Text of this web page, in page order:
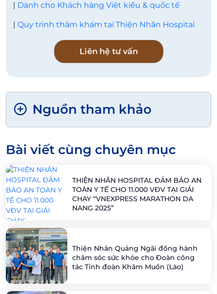
Dành cho Khách hàng Việt kiều & quốc tế
Quy trình thăm khám tại Thiện Nhân Hospital
Liên hệ tư vấn
Nguồn tham khảo
Bài viết cùng chuyên mục
THIỆN NHÂN HOSPITAL ĐẢM BẢO AN
TOÀN Y TẾ CHO 11.000 VĐV TẠI GIẢI
CHẠY “VNEXPRESS MARATHON DA
NANG 2025”
Thiện Nhân Quảng Ngãi đồng hành
chăm sóc sức khỏe cho Đoàn công
tác Tỉnh đoàn Khăm Muồn (Lào)